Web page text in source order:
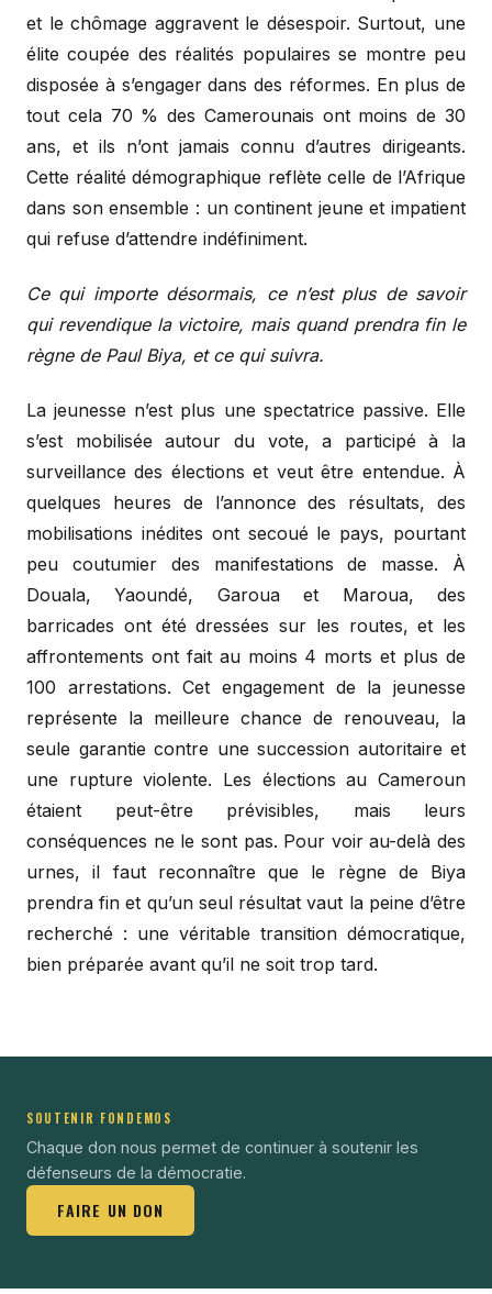
et le chômage aggravent le désespoir. Surtout, une
élite coupée des réalités populaires se montre peu
disposée à s’engager dans des réformes. En plus de
tout cela 70 % des Camerounais ont moins de 30
ans, et ils n’ont jamais connu d’autres dirigeants.
Cette réalité démographique reflète celle de l’Afrique
dans son ensemble : un continent jeune et impatient
qui refuse d’attendre indéfiniment.
Ce qui importe désormais, ce n’est plus de savoir
qui revendique la victoire, mais quand prendra fin le
règne de Paul Biya, et ce qui suivra.
La jeunesse n’est plus une spectatrice passive. Elle
s’est mobilisée autour du vote, a participé à la
surveillance des élections et veut être entendue. À
quelques heures de l’annonce des résultats, des
mobilisations inédites ont secoué le pays, pourtant
peu coutumier des manifestations de masse. À
Douala, Yaoundé, Garoua et Maroua, des
barricades ont été dressées sur les routes, et les
affrontements ont fait au moins 4 morts et plus de
100 arrestations. Cet engagement de la jeunesse
représente la meilleure chance de renouveau, la
seule garantie contre une succession autoritaire et
une rupture violente. Les élections au Cameroun
étaient peut-être prévisibles, mais leurs
conséquences ne le sont pas. Pour voir au-delà des
urnes, il faut reconnaître que le règne de Biya
prendra fin et qu’un seul résultat vaut la peine d’être
recherché : une véritable transition démocratique,
bien préparée avant qu’il ne soit trop tard.
SOUTENIR FONDEMOS
Chaque don nous permet de continuer à soutenir les
défenseurs de la démocratie.
FAIRE UN DON